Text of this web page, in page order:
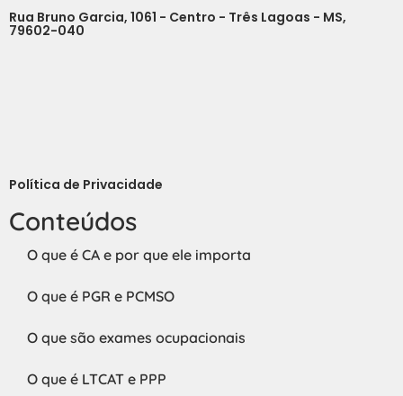
Conteúdos
O que é CA e por que ele importa
O que é PGR e PCMSO
O que são exames ocupacionais
O que é LTCAT e PPP
Rua Bruno Garcia, 1061 - Centro - Três Lagoas - MS,
79602-040
Política de Privacidade